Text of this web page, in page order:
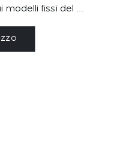
modelli fissi del ...